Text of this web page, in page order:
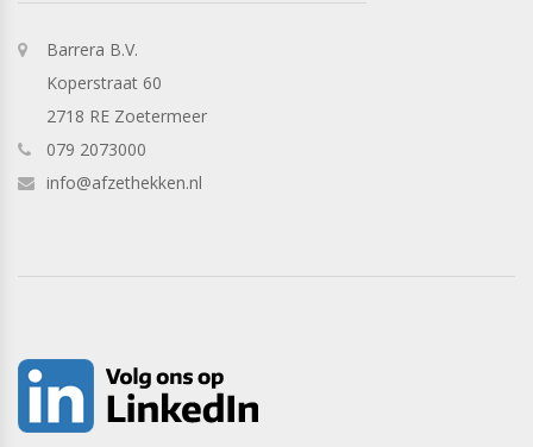
Barrera B.V.
Koperstraat 60
2718 RE Zoetermeer
079 2073000
info@afzethekken.nl